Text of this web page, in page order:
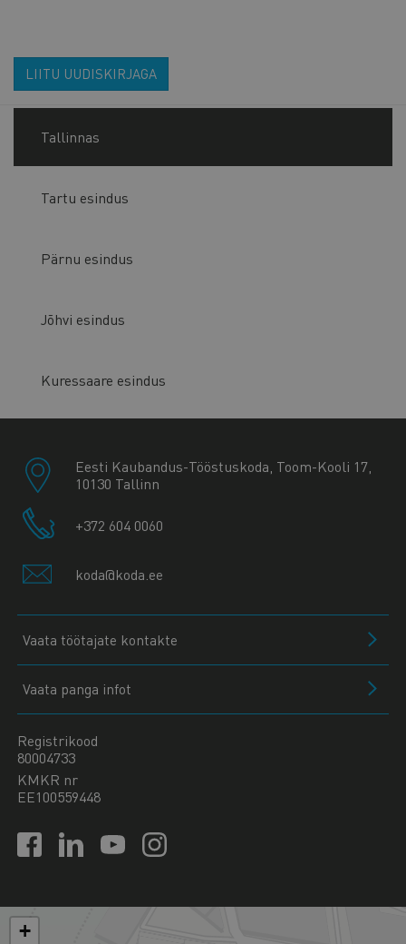
LIITU UUDISKIRJAGA
Tallinnas
Tartu esindus
Pärnu esindus
Jõhvi esindus
Kuressaare esindus
Eesti Kaubandus-Tööstuskoda, Toom-Kooli 17,
10130 Tallinn
+372 604 0060
koda@koda.ee
Vaata töötajate kontakte
Vaata panga infot
Registrikood
80004733
KMKR nr
EE100559448
+